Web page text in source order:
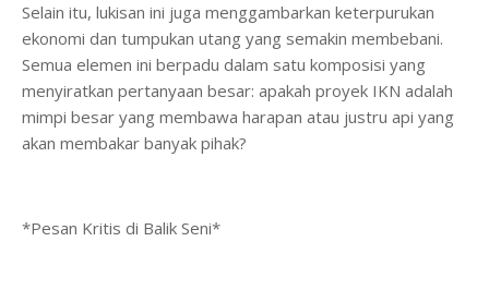
Selain itu, lukisan ini juga menggambarkan keterpurukan
ekonomi dan tumpukan utang yang semakin membebani.
Semua elemen ini berpadu dalam satu komposisi yang
menyiratkan pertanyaan besar: apakah proyek IKN adalah
mimpi besar yang membawa harapan atau justru api yang
akan membakar banyak pihak?
*Pesan Kritis di Balik Seni*